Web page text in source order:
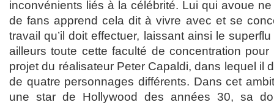
inconvénients liés à la célébrité. Lui qui avoue
de fans apprend cela dit à vivre avec et se
travail qu’il doit effectuer, laissant ainsi le
ailleurs toute cette faculté de concentration
projet du réalisateur Peter Capaldi, dans lequel il
de quatre personnages différents. Dans cet
une star de Hollywood des années 30, sa